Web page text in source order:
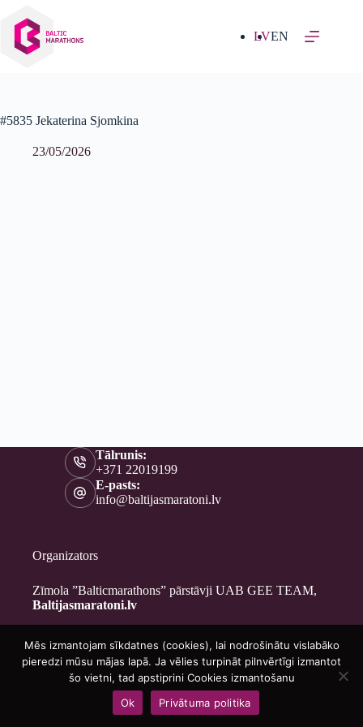
saturu
LVEN
#5835 Jekaterina Sjomkina
23/05/2026
Tālrunis:
+371 22019199
E-pasts:
info@baltijasmaratoni.lv
Organizators
Zīmola ”Balticmarathons” pārstāvji UAB GEE TEAM,
Baltijasmaratoni.lv
Kontakti
Par mums
Brīvprātīgajiem
Privātuma politika
Copyright © 2026 - Baltijasmaratoni.lv
Mēs izmantojam sīkdatnes (cookies), lai nodrošinātu vislabāko
pieredzi mūsu mājas lapā. Ja vēlies turpināt pilnvērtīgi izmantot
šo vietni, tad apstiprini Cookies izmantošanu
Ok
Privātuma politika